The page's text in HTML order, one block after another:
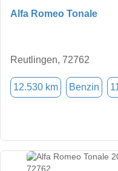
Alfa Romeo Tonale
Reutlingen, 72762
12.530 km Benzin